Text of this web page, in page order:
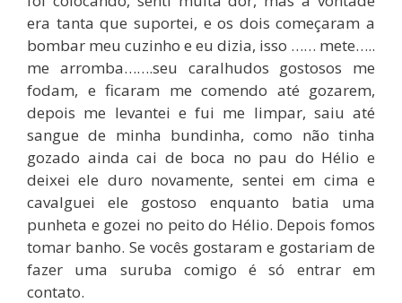
era tanta que suportei, e os dois começaram a
bombar meu cuzinho e eu dizia, isso …… mete…..
me arromba…….seu caralhudos gostosos me
fodam, e ficaram me comendo até gozarem,
depois me levantei e fui me limpar, saiu até
sangue de minha bundinha, como não tinha
gozado ainda cai de boca no pau do Hélio e
deixei ele duro novamente, sentei em cima e
cavalguei ele gostoso enquanto batia uma
punheta e gozei no peito do Hélio. Depois fomos
tomar banho. Se vocês gostaram e gostariam de
fazer uma suruba comigo é só entrar em
contato.